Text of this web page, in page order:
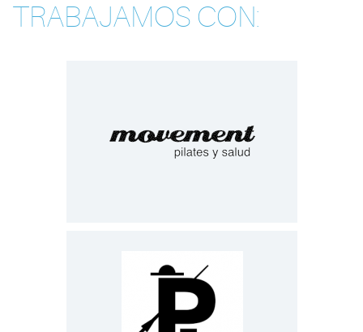
TRABAJAMOS CON: